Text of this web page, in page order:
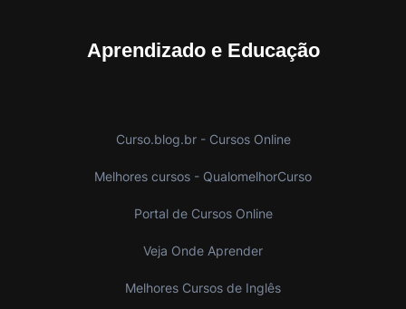
Aprendizado e Educação
Curso.blog.br - Cursos Online
Melhores cursos - QualomelhorCurso
Portal de Cursos Online
Veja Onde Aprender
Melhores Cursos de Inglês